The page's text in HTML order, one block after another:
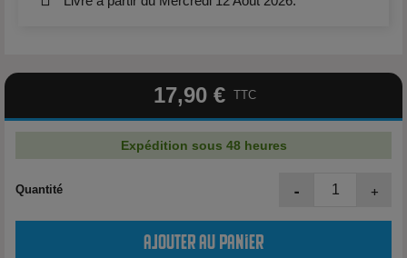
17,90 € TTC
Expédition sous 48 heures
Quantité - +
Ajouter au panier